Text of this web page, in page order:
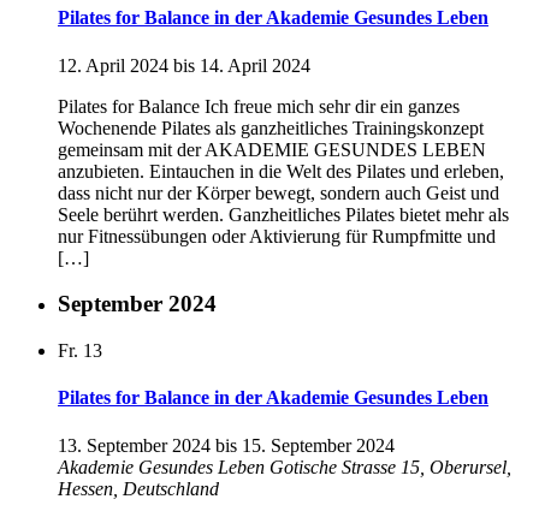
Pilates for Balance in der Akademie Gesundes Leben
12. April 2024 bis 14. April 2024
Pilates for Balance Ich freue mich sehr dir ein ganzes
Wochenende Pilates als ganzheitliches Trainingskonzept
gemeinsam mit der AKADEMIE GESUNDES LEBEN
anzubieten. Eintauchen in die Welt des Pilates und erleben,
dass nicht nur der Körper bewegt, sondern auch Geist und
Seele berührt werden. Ganzheitliches Pilates bietet mehr als
nur Fitnessübungen oder Aktivierung für Rumpfmitte und
[…]
September 2024
Fr. 13
Pilates for Balance in der Akademie Gesundes Leben
13. September 2024 bis 15. September 2024
Akademie Gesundes Leben Gotische Strasse 15, Oberursel,
Hessen, Deutschland